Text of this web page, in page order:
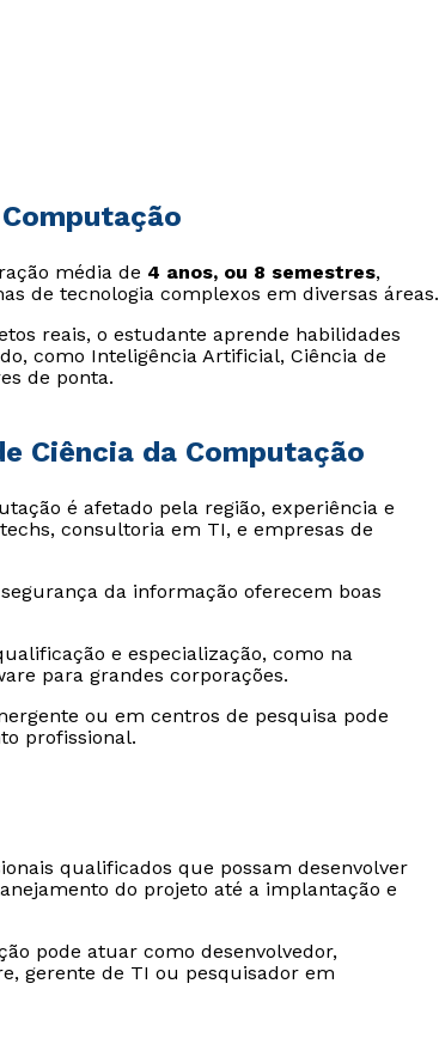
média de 4 anos, ou 8 semestres,
de tecnologia complexos em diversas áreas.
reais, o estudante aprende habilidades
como Inteligência Artificial, Ciência de
de ponta.
Ciência da Computação
é afetado pela região, experiência e
consultoria em TI, e empresas de
da informação oferecem boas
e especialização, como na
para grandes corporações.
ou em centros de pesquisa pode
profissional.
qualificados que possam desenvolver
do projeto até a implantação e
pode atuar como desenvolvedor,
gerente de TI ou pesquisador em